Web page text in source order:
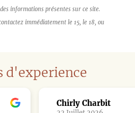
informations présentes sur ce site.
immédiatement le 15, le 18, ou
d'experience